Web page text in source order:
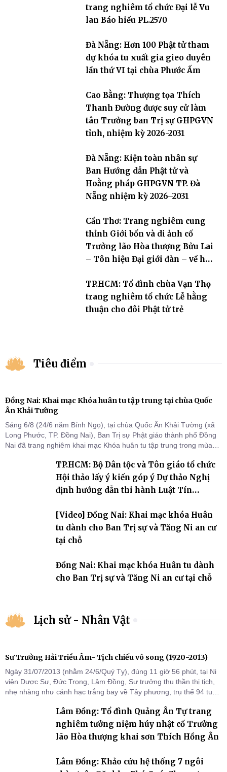
trang nghiêm tổ chức Đại lễ Vu
lan Báo hiếu PL.2570
Đà Nẵng: Hơn 100 Phật tử tham
dự khóa tu xuất gia gieo duyên
lần thứ VI tại chùa Phước Ấm
Cao Bằng: Thượng tọa Thích
Thanh Đường được suy cử làm
tân Trưởng ban Trị sự GHPGVN
tỉnh, nhiệm kỳ 2026-2031
Đà Nẵng: Kiện toàn nhân sự
Ban Hướng dẫn Phật tử và
Hoằng pháp GHPGVN TP. Đà
Nẵng nhiệm kỳ 2026–2031
Cần Thơ: Trang nghiêm cung
thỉnh Giới bổn và di ảnh cố
Trưởng lão Hòa thượng Bửu Lai
– Tôn hiệu Đại giới đàn – về hai
TP.HCM: Tổ đình chùa Vạn Thọ
trang nghiêm tổ chức Lễ hằng
thuận cho đôi Phật tử trẻ
Tiêu điểm
Đồng Nai: Khai mạc Khóa huân tu tập trung tại chùa Quốc
Ân Khải Tường
Sáng 6/8 (24/6 năm Bính Ngọ), tại chùa Quốc Ân Khải Tường (xã
Long Phước, TP. Đồng Nai), Ban Trị sự Phật giáo thành phố Đồng
Nai đã trang nghiêm khai mạc Khóa huân tu tập trung trong mùa
chỗ khu vực VII, VIII và trường hạ chùa Quốc Ân Khải Tường.
TP.HCM: Bộ Dân tộc và Tôn giáo tổ chức
Hội thảo lấy ý kiến góp ý Dự thảo Nghị
định hướng dẫn thi hành Luật Tín
[Video] Đồng Nai: Khai mạc khóa Huân
tu dành cho Ban Trị sự và Tăng Ni an cư
tại chỗ
Đồng Nai: Khai mạc khóa Huân tu dành
cho Ban Trị sự và Tăng Ni an cư tại chỗ
Lịch sử - Nhân Vật
Sư Trưởng Hải Triều Âm- Tịch chiếu vô song (1920-2013)
Ngày 31/07/2013 (nhằm 24/6/Quý Tỵ), đúng 11 giờ 56 phút, tại Ni
viện Dược Sư, Đức Trọng, Lâm Đồng, Sư trưởng thu thần thị tịch,
nhẹ nhàng như cánh hạc trắng bay về Tây phương, trụ thế 94 tuổi
Lâm Đồng: Tổ đình Quảng Ân Tự trang
nghiêm tưởng niệm húy nhật cố Trưởng
lão Hòa thượng khai sơn Thích Hồng Ân
Lâm Đồng: Khảo cứu hệ thống 7 ngôi